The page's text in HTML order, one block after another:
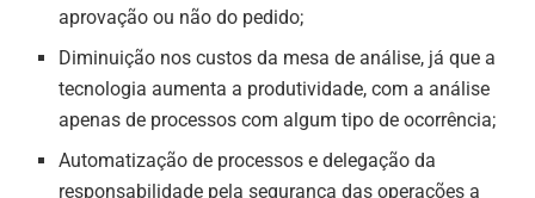
aprovação ou não do pedido;
Diminuição nos custos da mesa de análise, já que a
tecnologia aumenta a produtividade, com a análise
apenas de processos com algum tipo de ocorrência;
Automatização de processos e delegação da
responsabilidade pela segurança das operações a